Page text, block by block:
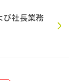
び社長業務